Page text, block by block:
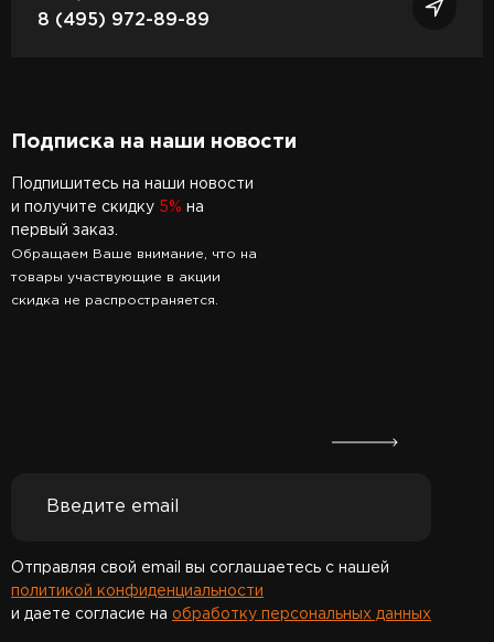
8 (495) 972-89-89
Подписка на наши новости
Подпишитесь на наши новости
и получите скидку 5% на
первый заказ.
Обращаем Ваше внимание, что на
товары участвующие в акции
скидка не распространяется.
Отправляя свой email вы соглашаетесь с нашей
политикой конфиденциальности
и даете согласие на обработку персональных данных